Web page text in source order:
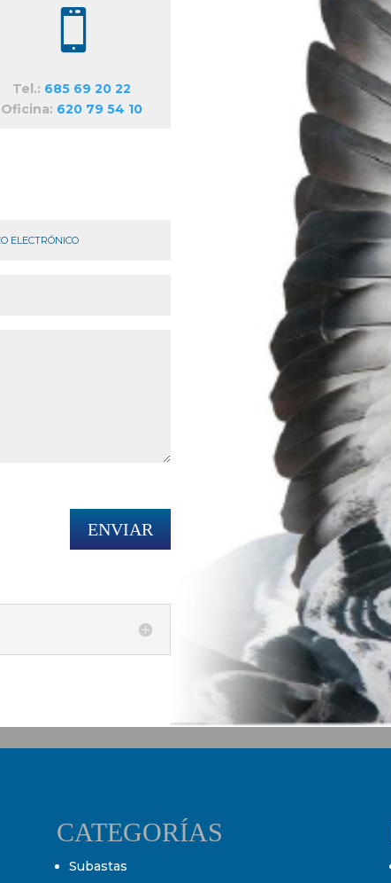

Tel.: 685 69 20 22
Oficina: 620 79 54 10
ENVIAR
CATEGORÍAS
Subastas